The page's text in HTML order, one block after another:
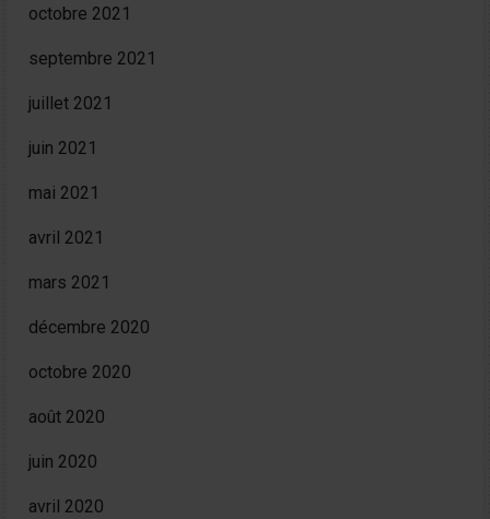
octobre 2021
septembre 2021
juillet 2021
juin 2021
mai 2021
avril 2021
mars 2021
décembre 2020
octobre 2020
août 2020
juin 2020
avril 2020